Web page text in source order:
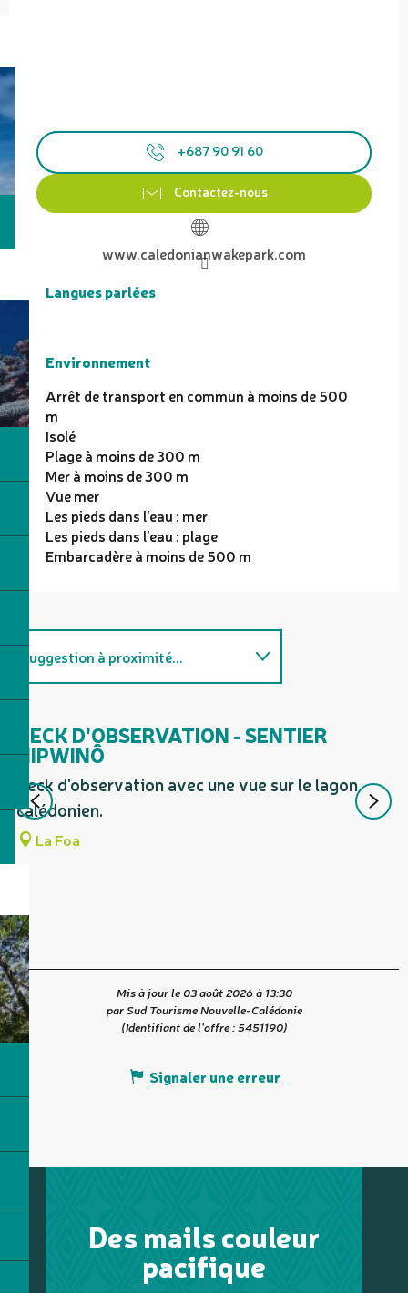
+687 90 91 60
Contactez-nous
www.caledonianwakepark.com
Langues parlées
Langues parlées
Environnement
Environnement
Arrêt de transport en commun à moins de 500
m
Isolé
Plage à moins de 300 m
Mer à moins de 300 m
Vue mer
Les pieds dans l'eau : mer
Les pieds dans l'eau : plage
Embarcadère à moins de 500 m
Suggestion à proximité...
DECK D'OBSERVATION - SENTIER
NIPWINÔ
Deck d'observation avec une vue sur le lagon
calédonien.
La Foa
Mis à jour le 03 août 2026 à 13:30
par Sud Tourisme Nouvelle-Calédonie
(Identifiant de l'offre :5451190)
Signaler une erreur
Des mails couleur
pacifique